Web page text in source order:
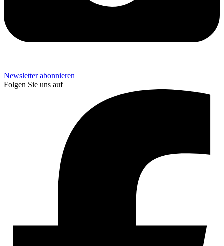
Newsletter abonnieren
Folgen Sie uns auf